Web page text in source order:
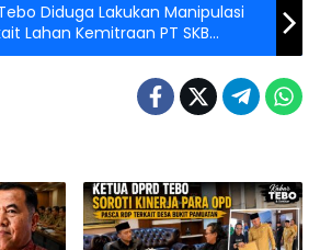
Diduga Lakukan Manipulasi
Lahan Kemitraan PT SKB